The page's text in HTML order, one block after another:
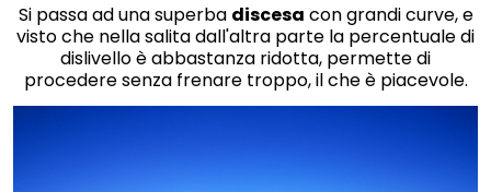
Si passa ad una superba discesa con grandi curve, e
visto che nella salita dall'altra parte la percentuale di
dislivello è abbastanza ridotta, permette di
procedere senza frenare troppo, il che è piacevole.